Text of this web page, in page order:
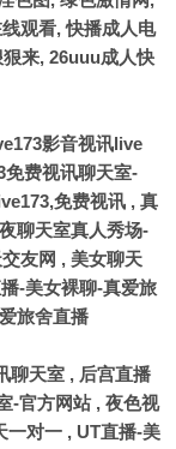
观看, 快播成人电
来, 26uuu成人快
影音视讯live
免费视讯聊天室-
免费视讯 , 真
聊天室真人秀场-
友网 , 美女聊天
-美女裸聊-真爱旅
旅舍直播
聊天室 , 后宫直播
-官方网站, 夜色视
一对一 , UT直播-美